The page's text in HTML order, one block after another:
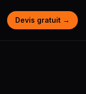
Devis gratuit →